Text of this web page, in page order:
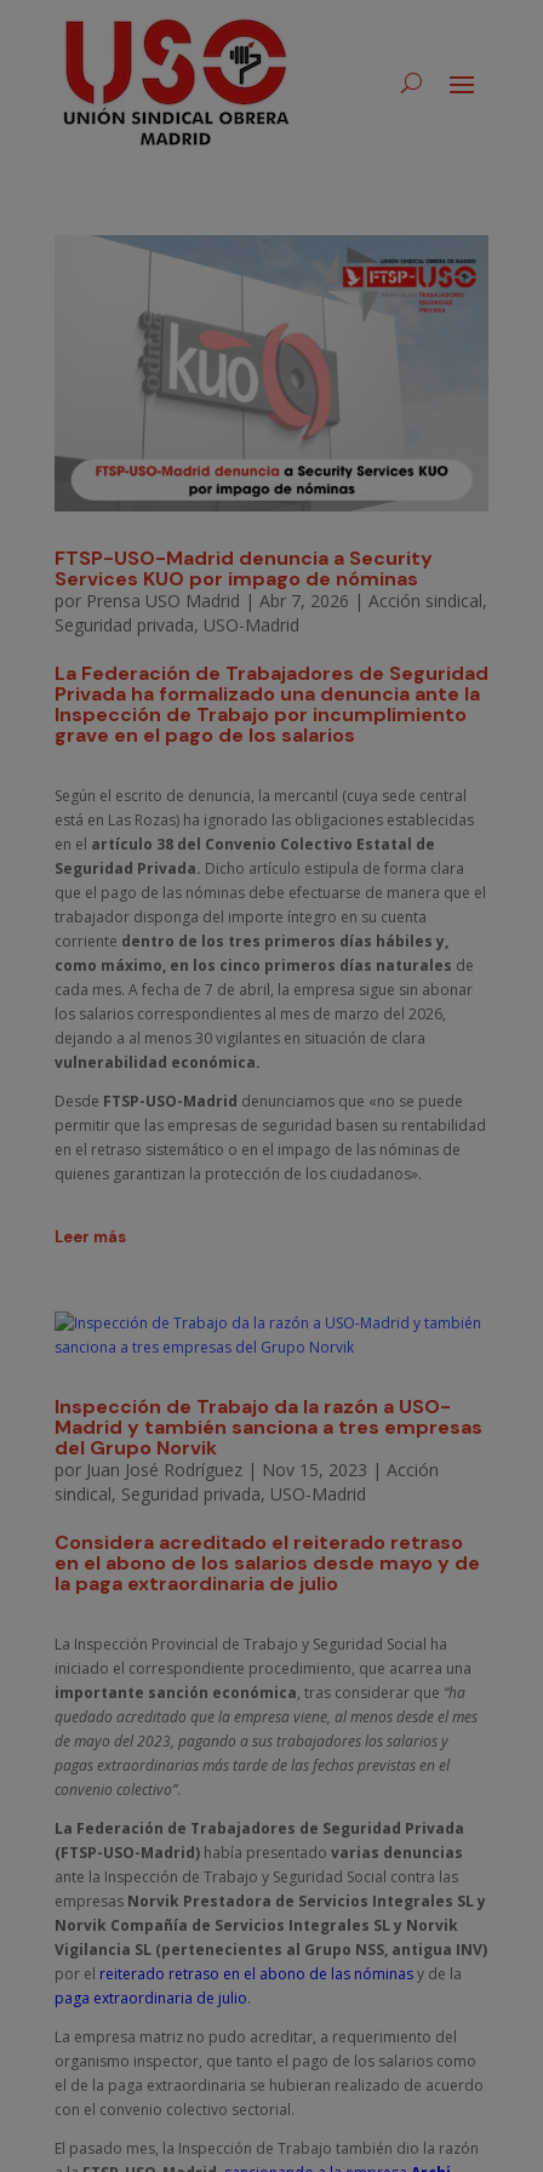
FTSP-USO-Madrid denuncia a Security
Services KUO por impago de nóminas
por Prensa USO Madrid | Abr 7, 2026 | Acción sindical,
Seguridad privada, USO-Madrid
La Federación de Trabajadores de Seguridad
Privada ha formalizado una denuncia ante la
Inspección de Trabajo por incumplimiento
grave en el pago de los salarios
Según el escrito de denuncia, la mercantil (cuya sede central
está en Las Rozas) ha ignorado las obligaciones establecidas
en el artículo 38 del Convenio Colectivo Estatal de
Seguridad Privada. Dicho artículo estipula de forma clara
que el pago de las nóminas debe efectuarse de manera que el
trabajador disponga del importe íntegro en su cuenta
corriente dentro de los tres primeros días hábiles y,
como máximo, en los cinco primeros días naturales de
cada mes. A fecha de 7 de abril, la empresa sigue sin abonar
los salarios correspondientes al mes de marzo del 2026,
dejando a al menos 30 vigilantes en situación de clara
vulnerabilidad económica.
Desde FTSP-USO-Madrid denunciamos que «no se puede
permitir que las empresas de seguridad basen su rentabilidad
en el retraso sistemático o en el impago de las nóminas de
quienes garantizan la protección de los ciudadanos».
Leer más
Inspección de Trabajo da la razón a USO-
Madrid y también sanciona a tres empresas
del Grupo Norvik
por Juan José Rodríguez| Nov 15, 2023 | Acción
sindical, Seguridad privada, USO-Madrid
Considera acreditado el reiterado retraso
en el abono de los salarios desde mayo y de
la paga extraordinaria de julio
La Inspección Provincial de Trabajo y Seguridad Social ha
iniciado el correspondiente procedimiento, que acarrea una
importante sanción económica, tras considerar que “ha
quedado acreditado que la empresa viene, al menos desde el mes
de mayo del 2023, pagando a sus trabajadores los salarios y
pagas extraordinarias más tarde de las fechas previstas en el
convenio colectivo”.
La Federación de Trabajadores de Seguridad Privada
(FTSP-USO-Madrid)había presentado varias denuncias
ante la Inspección de Trabajo y Seguridad Social contra las
empresas Norvik Prestadora de Servicios Integrales SL y
Norvik Compañía de Servicios Integrales SL y Norvik
Vigilancia SL (pertenecientes al Grupo NSS, antigua INV)
por el reiterado retraso en el abono de las nóminasy de la
paga extraordinaria de julio.
La empresa matriz no pudo acreditar, a requerimiento del
organismo inspector, que tanto el pago de los salarios como
el de la paga extraordinaria se hubieran realizado de acuerdo
con el convenio colectivo sectorial.
El pasado mes, la Inspección de Trabajo también dio la razón